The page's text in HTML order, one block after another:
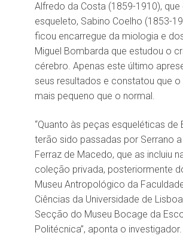
Alfredo da Costa (1859-1910), que
esqueleto, Sabino Coelho (1853-
ficou encarregue da miologia e
Miguel Bombarda que estudou o
cérebro. Apenas este último
seus resultados e constatou que
mais pequeno que o normal.
“Quanto às peças esqueléticas de
terão sido passadas por Serrano
Ferraz de Macedo, que as incluiu
coleção privada, posteriormente
Museu Antropológico da
Ciências da Universidade de
Secção do Museu Bocage da
Politécnica”, aponta o investigador.